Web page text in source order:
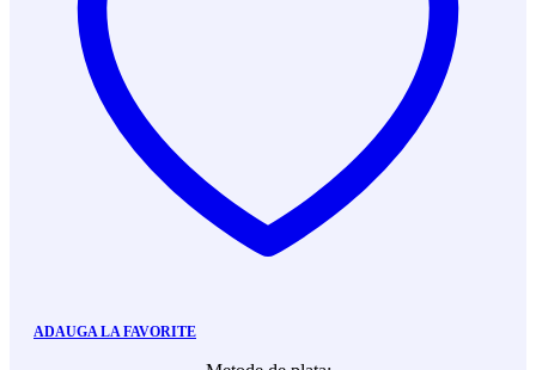
ADAUGA LA FAVORITE